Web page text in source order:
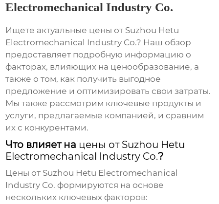
Electromechanical Industry Co.
Ищете актуальные цены от Suzhou Hetu
Electromechanical Industry Co.? Наш обзор
предоставляет подробную информацию о
факторах, влияющих на ценообразование, а
также о том, как получить выгодное
предложение и оптимизировать свои затраты.
Мы также рассмотрим ключевые продукты и
услуги, предлагаемые компанией, и сравним
их с конкурентами.
Что влияет на цены от Suzhou Hetu
Electromechanical Industry Co.?
Цены от Suzhou Hetu Electromechanical
Industry Co. формируются на основе
нескольких ключевых факторов: